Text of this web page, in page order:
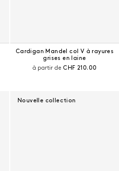
Cardigan Mandel col V à rayures
grises en laine
à partir dePrix courant :
CHF 210.00
Nouvelle collection